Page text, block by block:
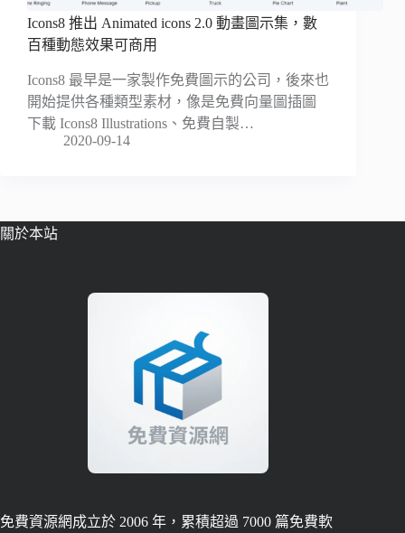
Icons8 推出 Animated icons 2.0 動畫圖示集，數
百種動態效果可商用
Icons8 最早是一家製作免費圖示的公司，後來也
開始提供各種類型素材，像是免費向量圖插圖
下載 Icons8 Illustrations、免費自製…
2020-09-14
關於本站
免費資源網成立於 2006 年，累積超過 7000 篇免費軟